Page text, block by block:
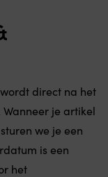
direct na het
je artikel
we je een
is een
het